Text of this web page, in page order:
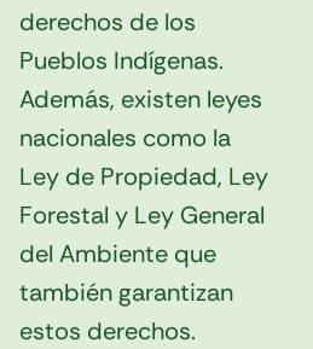
derechos de los
Pueblos Indígenas.
Además, existen leyes
nacionales como la
Ley de Propiedad, Ley
Forestal y Ley General
del Ambiente que
también garantizan
estos derechos.